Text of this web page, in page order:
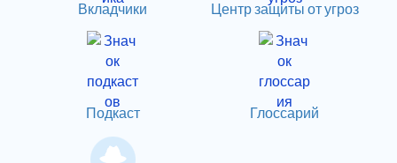
Вкладчики Центр защиты от угроз
Подкаст Глоссарий